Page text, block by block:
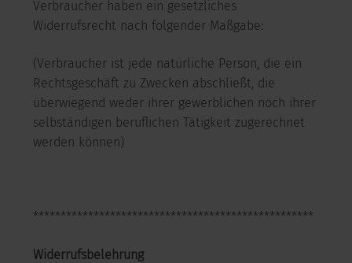
Verbraucher haben ein gesetzliches
Widerrufsrecht nach folgender Maßgabe:
(Verbraucher ist jede natürliche Person, die ein
Rechtsgeschäft zu Zwecken abschließt, die
überwiegend weder ihrer gewerblichen noch ihrer
selbständigen beruflichen Tätigkeit zugerechnet
werden können)
***************************************************
Widerrufsbelehrung